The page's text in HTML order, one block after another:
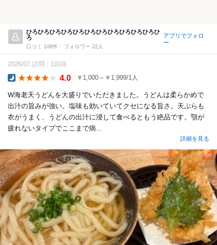
ひろひろひろひろひろひろひろひろひろひろひろひ
ろ
口コミ 108件 フォロワー 22人
アプリでフォロ
ー
2026/07 訪問 1回目
4.0 ￥1,000～￥1,999/1人
W海老天うどんを大盛りでいただきました。うどんは柔らかめで
出汁の旨みが強い。塩味も効いていてクセになる旨さ。天ぷらも
衣がうまく、うどんの出汁に浸して食べるともう絶品です。顎が
疲れないタイプでここまで病...
詳細を見る